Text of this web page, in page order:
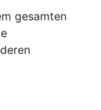
gesamten